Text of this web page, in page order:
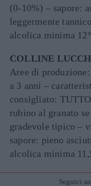
(0-10%) – sapore:
leggermente
alcolica minima
COLLINE
Aree di
a 3 anni –
consigliato:
rubino al granato
gradevole tipico –
sapore: pieno
alcolica minima
Seguici